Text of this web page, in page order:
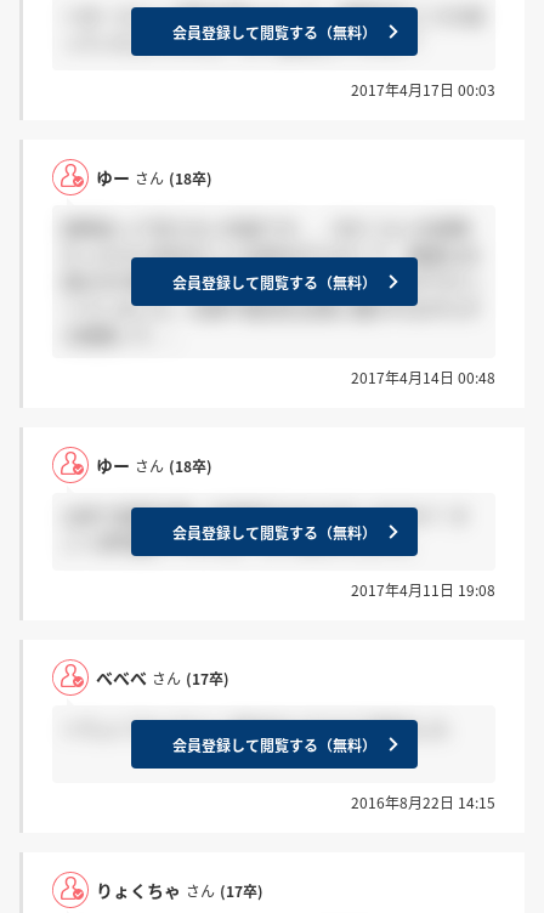
＞ゆーさんへ 評判が気になって、説明会行こうか迷
っていたんですけど、行く意味ないですか？
会員登録して閲覧する（無料）
2017年4月17日 00:03
ゆー さん (18卒)
だったから会社のこと全然分からなくて、面接も社
員の方が働いてる横で仕切りもなくされたのでびっ
くりしました。社員や就活生全員に聞かれながらす
会員登録して閲覧する（無料）
2017年4月14日 00:48
ゆー さん (18卒)
18卒で説明会兼一次選考行かれる方いますか？ す
ごく評判悪いですけど、どうなんでしょう。
会員登録して閲覧する（無料）
2017年4月11日 19:08
べべべ さん (17卒)
＞りょくちゃさんへ 自分はリクナビで来ました
会員登録して閲覧する（無料）
2016年8月22日 14:15
りょくちゃ さん (17卒)